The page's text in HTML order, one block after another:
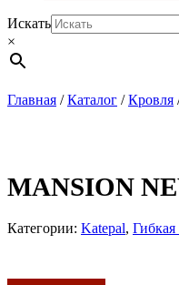
Кнопка
Закрыть
Искать
×
Главная /Каталог /Кровля
MANSION
Категории: Katepal, Гибкая